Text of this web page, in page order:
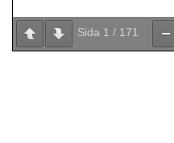
Sida 1 / 171